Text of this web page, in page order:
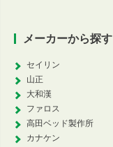
メーカーから探す
セイリン
山正
大和漢
ファロス
高田ベッド製作所
カナケン